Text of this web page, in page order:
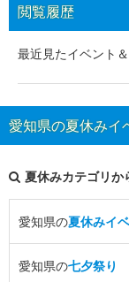
閲覧履歴
最近見たイベント
愛知県の夏休みイ
夏休みカテゴリか
愛知県の夏休みイ
愛知県の七夕祭り